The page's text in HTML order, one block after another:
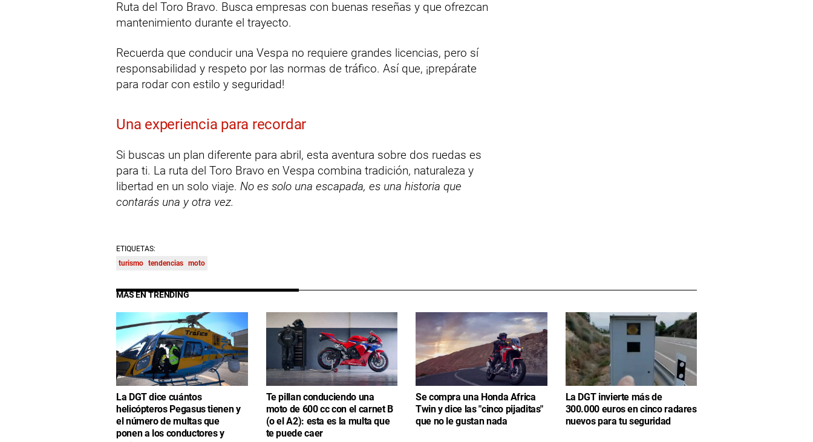
Ruta del Toro Bravo. Busca empresas con buenas reseñas y que ofrezcan
mantenimiento durante el trayecto.
Recuerda que conducir una Vespa no requiere grandes licencias, pero sí
responsabilidad y respeto por las normas de tráfico. Así que, ¡prepárate
para rodar con estilo y seguridad!
Una experiencia para recordar
Si buscas un plan diferente para abril, esta aventura sobre dos ruedas es
para ti. La ruta del Toro Bravo en Vespa combina tradición, naturaleza y
libertad en un solo viaje. No es solo una escapada, es una historia que
contarás una y otra vez.
ETIQUETAS:
turismo tendencias moto
MÁS EN TRENDING
La DGT dice cuántos
helicópteros Pegasus tienen y
el número de multas que
ponen a los conductores y
Te pillan conduciendo una
moto de 600 cc con el carnet B
(o el A2): esta es la multa que
te puede caer
Se compra una Honda Africa
Twin y dice las "cinco pijaditas"
que no le gustan nada
La DGT invierte más de
300.000 euros en cinco radares
nuevos para tu seguridad